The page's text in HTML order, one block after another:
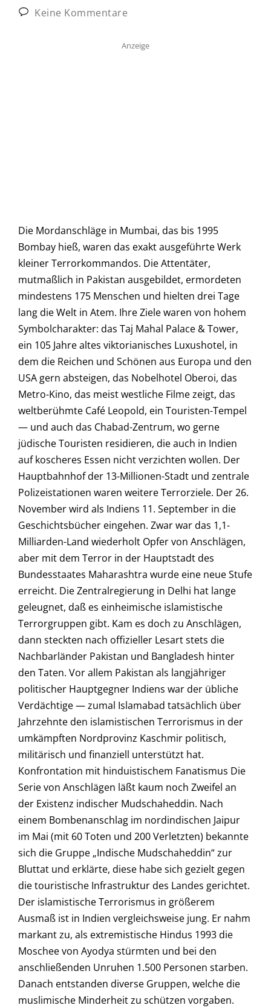
Keine Kommentare
Anzeige
Die Mordanschläge in Mumbai, das bis 1995
Bombay hieß, waren das exakt ausgeführte Werk
kleiner Terrorkommandos. Die Attentäter,
mutmaßlich in Pakistan ausgebildet, ermordeten
mindestens 175 Menschen und hielten drei Tage
lang die Welt in Atem. Ihre Ziele waren von hohem
Symbolcharakter: das Taj Mahal Palace & Tower,
ein 105 Jahre altes viktorianisches Luxushotel, in
dem die Reichen und Schönen aus Europa und den
USA gern absteigen, das Nobelhotel Oberoi, das
Metro-Kino, das meist westliche Filme zeigt, das
weltberühmte Café Leopold, ein Touristen-Tempel
— und auch das Chabad-Zentrum, wo gerne
jüdische Touristen residieren, die auch in Indien
auf koscheres Essen nicht verzichten wollen. Der
Hauptbahnhof der 13-Millionen-Stadt und zentrale
Polizeistationen waren weitere Terrorziele. Der 26.
November wird als Indiens 11. September in die
Geschichtsbücher eingehen. Zwar war das 1,1-
Milliarden-Land wiederholt Opfer von Anschlägen,
aber mit dem Terror in der Hauptstadt des
Bundesstaates Maharashtra wurde eine neue Stufe
erreicht. Die Zentralregierung in Delhi hat lange
geleugnet, daß es einheimische islamistische
Terrorgruppen gibt. Kam es doch zu Anschlägen,
dann steckten nach offizieller Lesart stets die
Nachbarländer Pakistan und Bangladesh hinter
den Taten. Vor allem Pakistan als langjähriger
politischer Hauptgegner Indiens war der übliche
Verdächtige — zumal Islamabad tatsächlich über
Jahrzehnte den islamistischen Terrorismus in der
umkämpften Nordprovinz Kaschmir politisch,
militärisch und finanziell unterstützt hat.
Konfrontation mit hinduistischem Fanatismus Die
Serie von Anschlägen läßt kaum noch Zweifel an
der Existenz indischer Mudschaheddin. Nach
einem Bombenanschlag im nordindischen Jaipur
im Mai (mit 60 Toten und 200 Verletzten) bekannte
sich die Gruppe „Indische Mudschaheddin“ zur
Bluttat und erklärte, diese habe sich gezielt gegen
die touristische Infrastruktur des Landes gerichtet.
Der islamistische Terrorismus in größerem
Ausmaß ist in Indien vergleichsweise jung. Er nahm
markant zu, als extremistische Hindus 1993 die
Moschee von Ayodya stürmten und bei den
anschließenden Unruhen 1.500 Personen starben.
Danach entstanden diverse Gruppen, welche die
muslimische Minderheit zu schützen vorgaben.